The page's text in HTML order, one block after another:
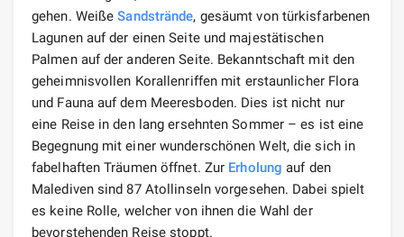
gehen. WeißeSandstrände, gesäumt von türkisfarbenen
Lagunen auf der einen Seite und majestätischen
Palmen auf der anderen Seite. Bekanntschaft mit den
geheimnisvollen Korallenriffen mit erstaunlicher Flora
und Fauna auf dem Meeresboden. Dies ist nicht nur
eine Reise in den lang ersehnten Sommer – es ist eine
Begegnung mit einer wunderschönen Welt, die sich in
fabelhaften Träumen öffnet. Zur Erholung auf den
Malediven sind 87 Atollinseln vorgesehen. Dabei spielt
es keine Rolle, welcher von ihnen die Wahl der
bevorstehenden Reise stoppt.